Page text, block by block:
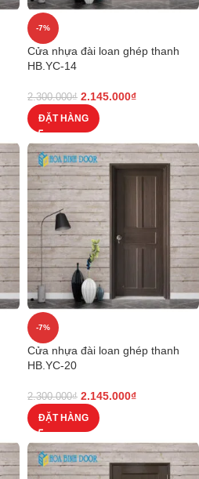
-7%
Cửa nhựa đài loan ghép thanh
HB.YC-14
2.300.000₫ 2.145.000₫
ĐẶT HÀNG
-7%
Cửa nhựa đài loan ghép thanh
HB.YC-20
2.300.000₫ 2.145.000₫
ĐẶT HÀNG